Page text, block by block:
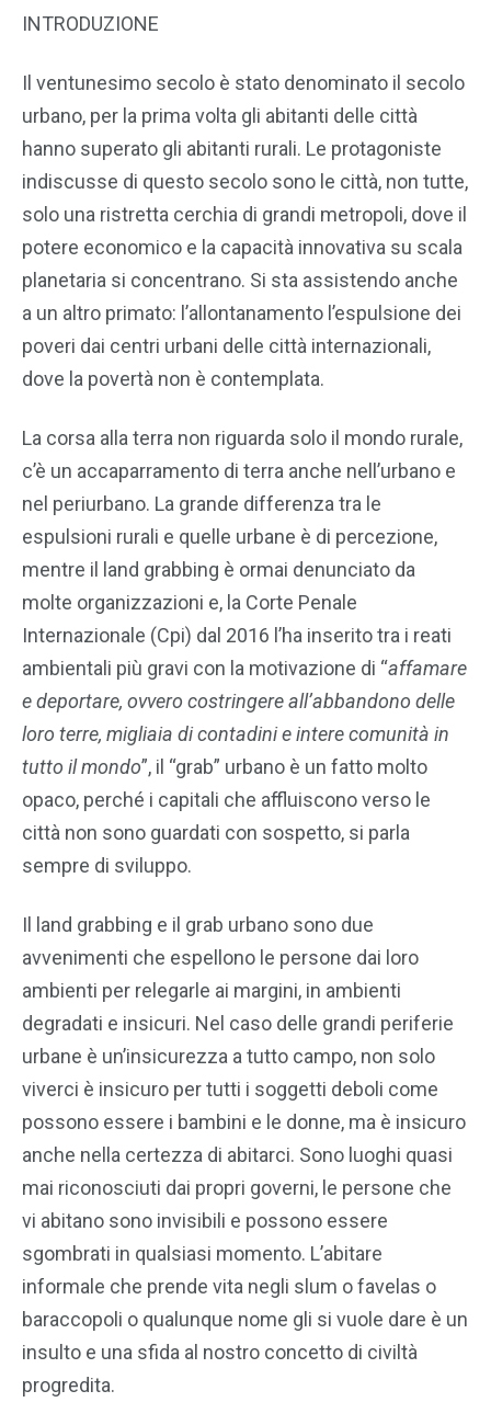
INTRODUZIONE
Il ventunesimo secolo è stato denominato il secolo
urbano, per la prima volta gli abitanti delle città
hanno superato gli abitanti rurali. Le protagoniste
indiscusse di questo secolo sono le città, non tutte,
solo una ristretta cerchia di grandi metropoli, dove il
potere economico e la capacità innovativa su scala
planetaria si concentrano. Si sta assistendo anche
a un altro primato: l’allontanamento l’espulsione dei
poveri dai centri urbani delle città internazionali,
dove la povertà non è contemplata.
La corsa alla terra non riguarda solo il mondo rurale,
c’è un accaparramento di terra anche nell’urbano e
nel periurbano. La grande differenza tra le
espulsioni rurali e quelle urbane è di percezione,
mentre il land grabbing è ormai denunciato da
molte organizzazioni e, la Corte Penale
Internazionale (Cpi) dal 2016 l’ha inserito tra i reati
ambientali più gravi con la motivazione di “affamare
e deportare, ovvero costringere all’abbandono delle
loro terre, migliaia di contadini e intere comunità in
tutto il mondo”, il “grab” urbano è un fatto molto
opaco, perché i capitali che affluiscono verso le
città non sono guardati con sospetto, si parla
sempre di sviluppo.
Il land grabbing e il grab urbano sono due
avvenimenti che espellono le persone dai loro
ambienti per relegarle ai margini, in ambienti
degradati e insicuri. Nel caso delle grandi periferie
urbane è un’insicurezza a tutto campo, non solo
viverci è insicuro per tutti i soggetti deboli come
possono essere i bambini e le donne, ma è insicuro
anche nella certezza di abitarci. Sono luoghi quasi
mai riconosciuti dai propri governi, le persone che
vi abitano sono invisibili e possono essere
sgombrati in qualsiasi momento. L’abitare
informale che prende vita negli slum o favelas o
baraccopoli o qualunque nome gli si vuole dare è un
insulto e una sfida al nostro concetto di civiltà
progredita.